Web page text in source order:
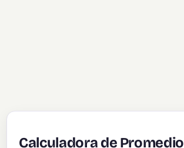
Calculadora de Promedio